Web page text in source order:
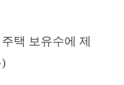
택 보유수에 제